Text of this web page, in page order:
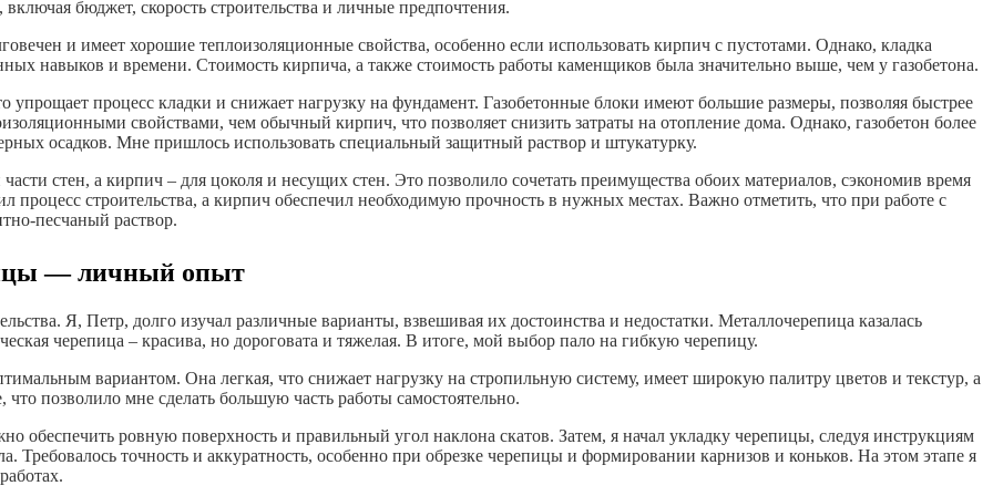
бюджет, скорость строительства и личные предпочтения.
и имеет хорошие теплоизоляционные свойства, особенно если использовать кирпич с пустотами. Однако, кладка
навыков и времени. Стоимость кирпича, а также стоимость работы каменщиков была значительно выше, чем у газобетона.
упрощает процесс кладки и снижает нагрузку на фундамент. Газобетонные блоки имеют большие размеры, позволяя быстрее
свойствами, чем обычный кирпич, что позволяет снизить затраты на отопление дома. Однако, газобетон более
осадков. Мне пришлось использовать специальный защитный раствор и штукатурку.
стен, а кирпич – для цоколя и несущих стен. Это позволило сочетать преимущества обоих материалов, сэкономив время
процесс строительства, а кирпич обеспечил необходимую прочность в нужных местах. Важно отметить, что при работе с
песчаный раствор.
― личный опыт
Я, Петр, долго изучал различные варианты, взвешивая их достоинства и недостатки. Металлочерепица казалась
черепица – красива, но дороговата и тяжелая. В итоге, мой выбор пало на гибкую черепицу.
вариантом. Она легкая, что снижает нагрузку на стропильную систему, имеет широкую палитру цветов и текстур, а
позволило мне сделать большую часть работы самостоятельно.
обеспечить ровную поверхность и правильный угол наклона скатов. Затем, я начал укладку черепицы, следуя инструкциям
Требовалось точность и аккуратность, особенно при обрезке черепицы и формировании карнизов и коньков. На этом этапе я